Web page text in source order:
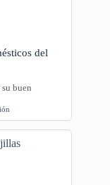
del
buen